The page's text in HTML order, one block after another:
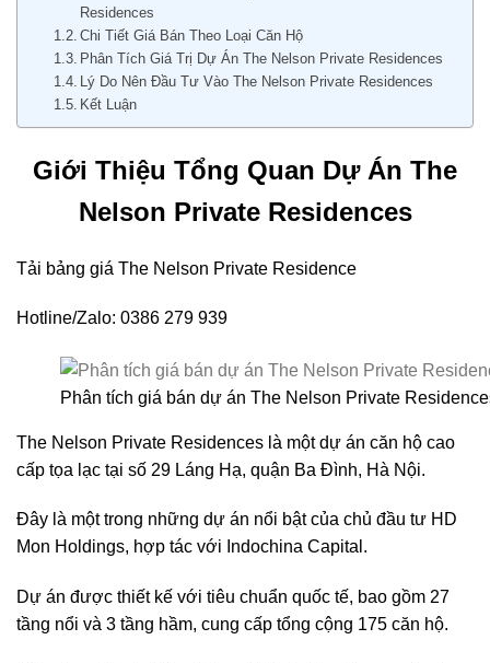
Residences
Chi Tiết Giá Bán Theo Loại Căn Hộ
Phân Tích Giá Trị Dự Án The Nelson Private Residences
Lý Do Nên Đầu Tư Vào The Nelson Private Residences
Kết Luận
Giới Thiệu Tổng Quan Dự Án The
Nelson Private Residences
Tải bảng giá The Nelson Private Residence
Hotline/Zalo: 0386 279 939
Phân tích giá bán dự án The Nelson Private
The Nelson Private Residences là một dự án căn hộ cao
cấp tọa lạc tại số 29 Láng Hạ, quận Ba Đình, Hà Nội.
Đây là một trong những dự án nổi bật của chủ đầu tư HD
Mon Holdings, hợp tác với Indochina Capital.
Dự án được thiết kế với tiêu chuẩn quốc tế, bao gồm 27
tầng nổi và 3 tầng hầm, cung cấp tổng cộng 175 căn hộ.